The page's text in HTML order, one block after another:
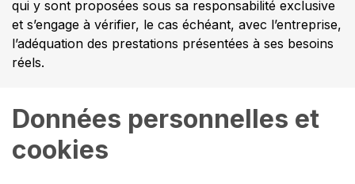
qui y sont proposées sous sa responsabilité exclusive
et s’engage à vérifier, le cas échéant, avec l’entreprise,
l’adéquation des prestations présentées à ses besoins
réels.
Données personnelles et
cookies